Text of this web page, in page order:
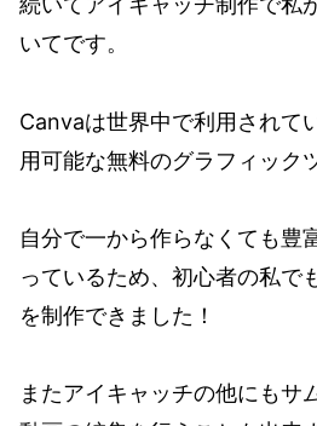
いてです。
Canvaは世界中で利用されて
用可能な無料のグラフィック
自分で一から作らなくても豊
っているため、初心者の私で
を制作できました！
またアイキャッチの他にもサ